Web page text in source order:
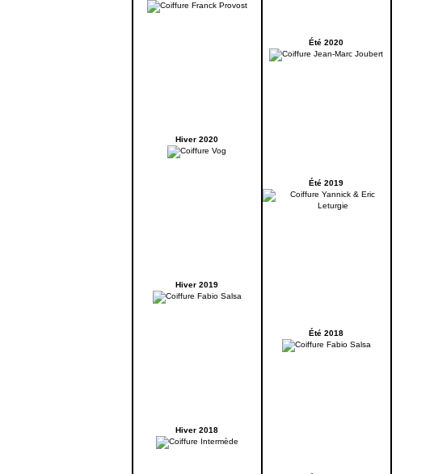
Hiver 2020
Hiver 2019
Hiver 2018
Été 2020
Été 2019
Été 2018